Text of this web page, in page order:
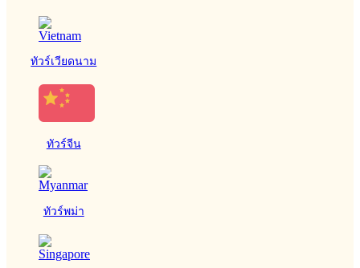
ทัวร์เวียดนาม
ทัวร์จีน
ทัวร์พม่า